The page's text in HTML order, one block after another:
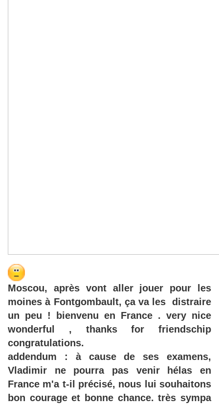
Moscou, après vont aller jouer pour les
moines à Fontgombault, ça va les distraire
un peu ! bienvenu en France . very nice
wonderful , thanks for friendschip
congratulations.
addendum : à cause de ses examens,
Vladimir ne pourra pas venir hélas en
France m'a t-il précisé, nous lui souhaitons
bon courage et bonne chance. très sympa